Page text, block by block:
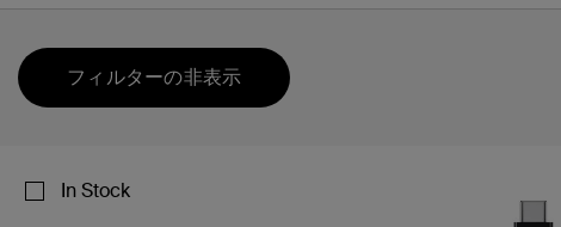
フィルターの非表示
In Stock